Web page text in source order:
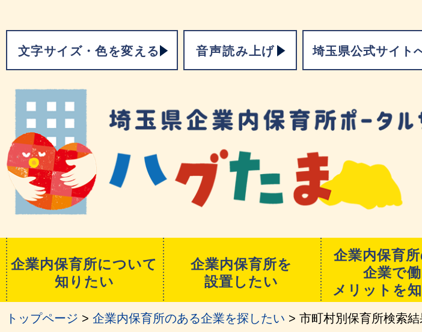
文字サイズ・色を変える 音声読み上げ 埼玉県公式サイト
企業内保育所について
知りたい
企業内保育所を
設置したい
企業内保育
企業で働
メリットを
トップページ > 企業内保育所のある企業を探したい > 市町村別保育所検索結